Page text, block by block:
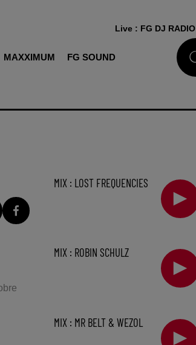
MAXXIMUM FG SOUND
Live : FG DJ RADIO
MIX : LOST FREQUENCIES
MIX : ROBIN SCHULZ
MIX : MR BELT & WEZOL